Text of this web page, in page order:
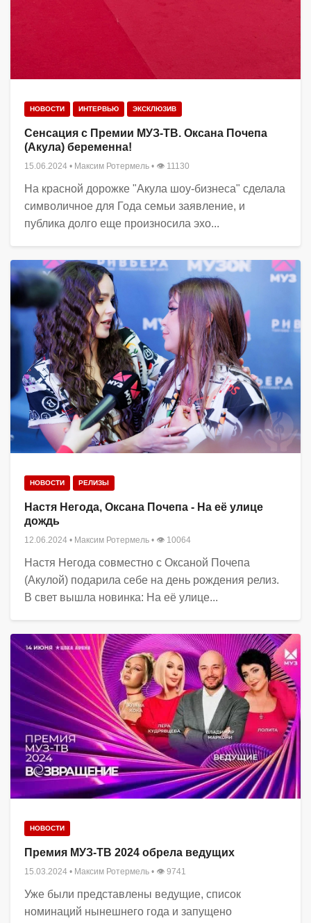
НОВОСТИ ИНТЕРВЬЮ ЭКСКЛЮЗИВ
Сенсация с Премии МУЗ-ТВ. Оксана Почепа
(Акула) беременна!
15.06.2024 • Максим Ротермель • 👁 11130
На красной дорожке "Акула шоу-бизнеса" сделала
символичное для Года семьи заявление, и
публика долго еще произносила эхо...
НОВОСТИ РЕЛИЗЫ
Настя Негода, Оксана Почепа - На её улице
дождь
12.06.2024 • Максим Ротермель • 👁 10064
Настя Негода совместно с Оксаной Почепа
(Акулой) подарила себе на день рождения релиз.
В свет вышла новинка: На её улице...
НОВОСТИ
Премия МУЗ-ТВ 2024 обрела ведущих
15.03.2024 • Максим Ротермель • 👁 9741
Уже были представлены ведущие, список
номинаций нынешнего года и запущено